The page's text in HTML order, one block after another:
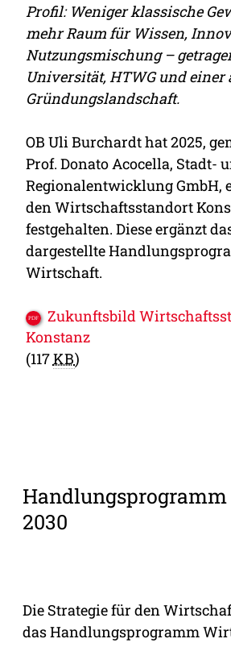
Profil: Weniger klassische
mehr Raum für Wissen,
Nutzungsmischung –
Universität, HTWG und einer
Gründungslandschaft.
OB Uli Burchardt hat 2025,
Prof. Donato Acocella, Stadt-
Regionalentwicklung GmbH,
den Wirtschaftsstandort
festgehalten. Diese ergänzt
dargestellte
Wirtschaft.
Zukunftsbild
Konstanz
(117KB)
2030
Die Strategie für den
das Handlungsprogramm